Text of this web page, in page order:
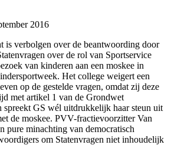
2016
verbolgen over de beantwoording door
over de rol van Sportservice
van kinderen aan een moskee in
Het college weigert een
op de gestelde vragen, omdat zij deze
met artikel 1 van de Grondwet
spreekt GS wél uitdrukkelijk haar steun uit
de moskee. PVV-fractievoorzitter Van
pure minachting van democratisch
om Statenvragen niet inhoudelijk